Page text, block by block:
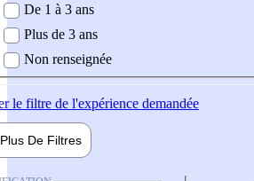
De 1 à 3 ans
Plus de 3 ans
Non renseignée
le filtre de l'expérience demandée
Plus De Filtres